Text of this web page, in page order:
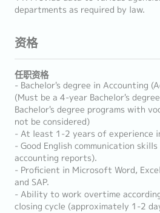
departments as required by law.
资格
任职资格
- Bachelor's degree in Accounting
(Must be a 4-year Bachelor's
Bachelor's degree programs with
not be considered)
- At least 1-2 years of experience
- Good English communication
accounting reports).
- Proficient in Microsoft Word,
and SAP.
- Ability to work overtime
closing cycle (approximately 1-2